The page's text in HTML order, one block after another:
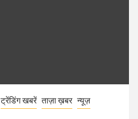
ट्रेंडिंग खबरें ताज़ा ख़बर न्यूज़